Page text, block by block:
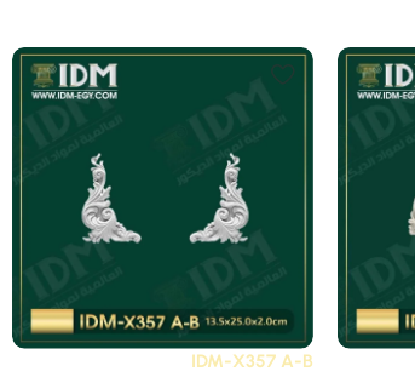
IDM-X357 A-B